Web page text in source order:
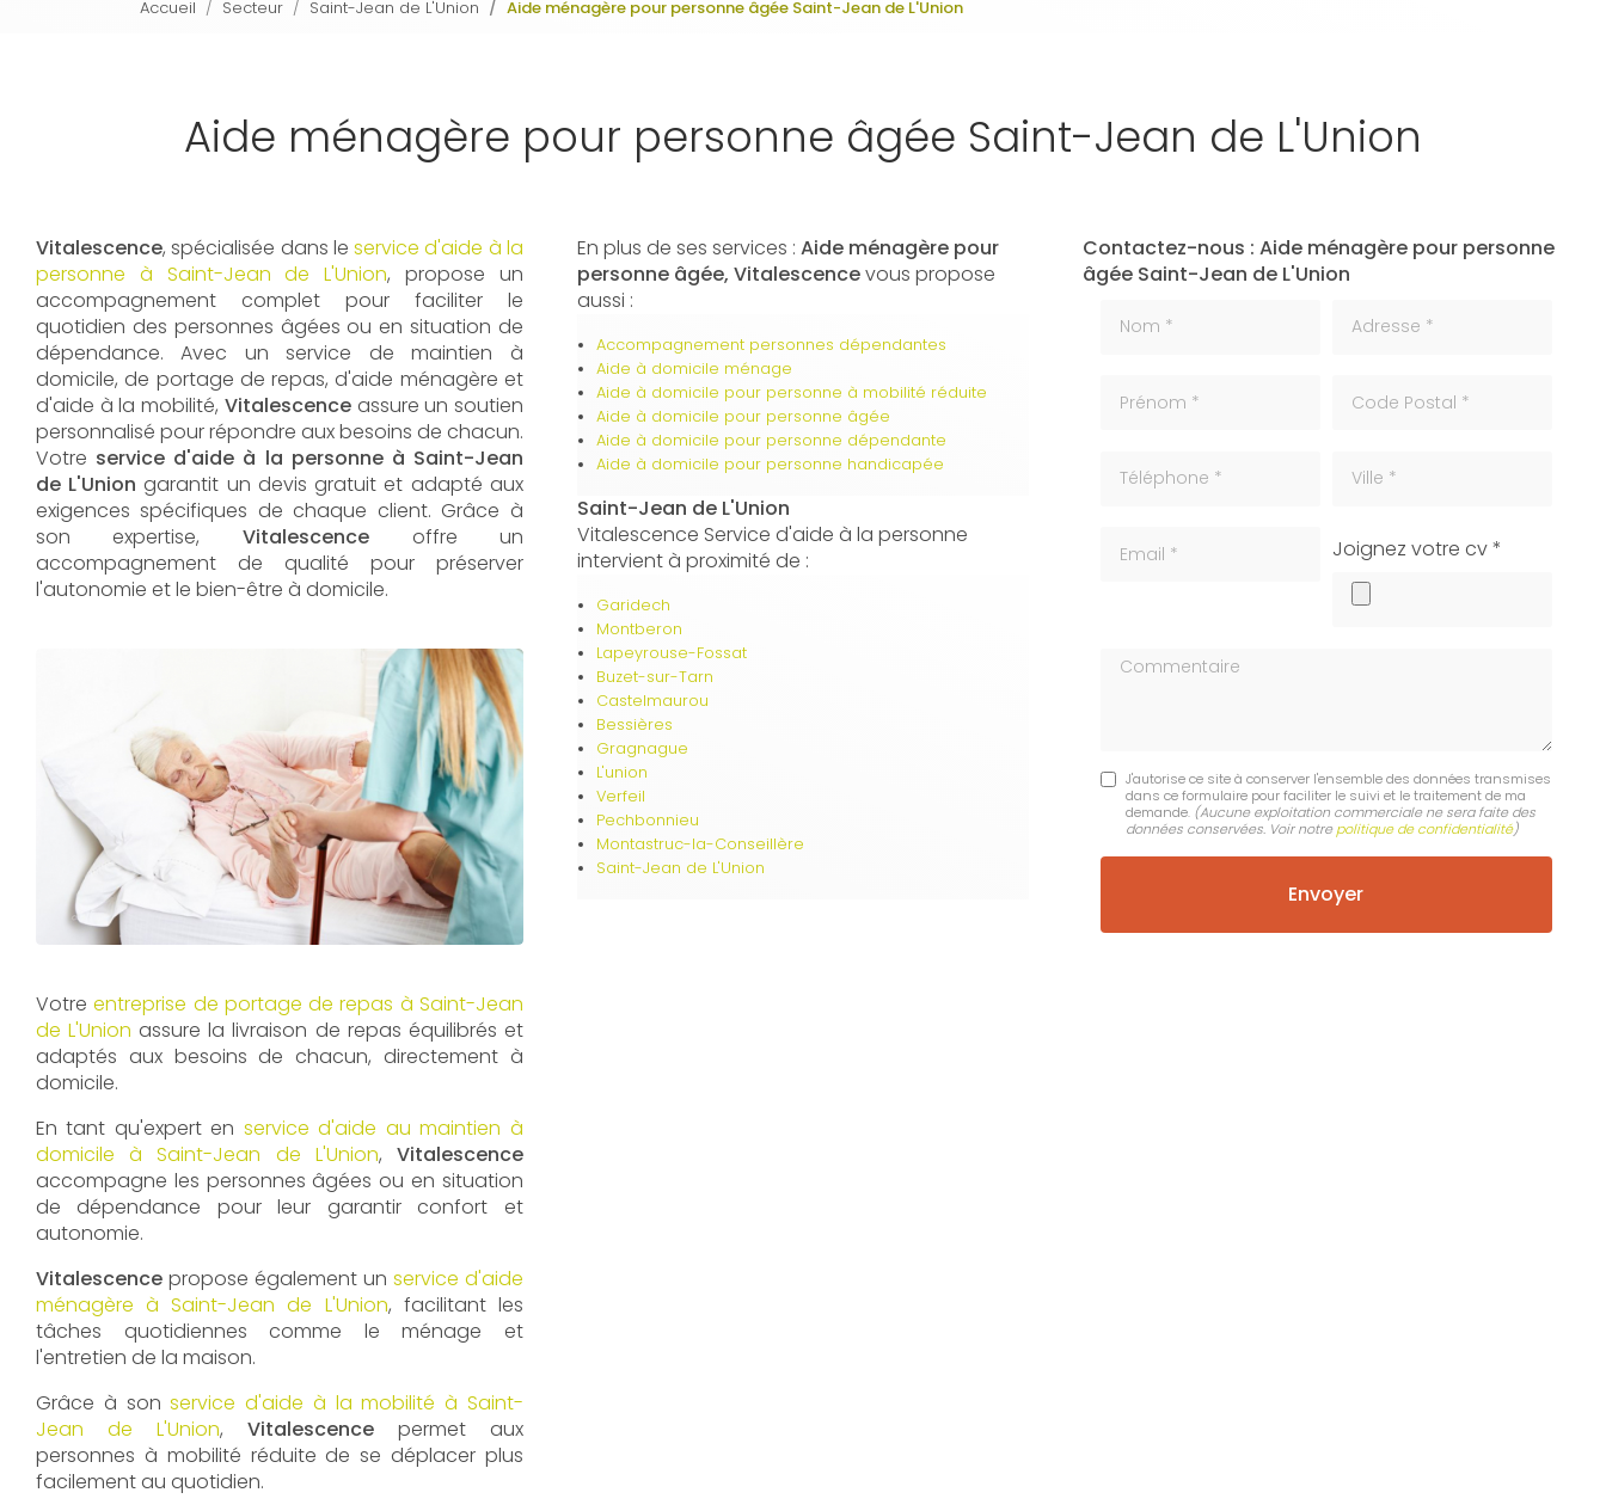
Accueil Secteur Saint-Jean de L'Union Aide ménagère pour personne âgée Saint-Jean de L'Union
Aide ménagère pour personne âgée Saint-Jean de L'Union
Vitalescence, spécialisée dans leservice d'aide à la
personne à Saint-Jean de L'Union, propose un
accompagnement complet pour faciliter le
quotidien des personnes âgées ou en situation de
dépendance. Avec un service de maintien à
domicile, de portage de repas, d'aide ménagère et
d'aide à la mobilité, Vitalescence assure un soutien
personnalisé pour répondre aux besoins de chacun.
Votre service d'aide à la personne à Saint-Jean
de L'Union garantit un devis gratuit et adapté aux
exigences spécifiques de chaque client. Grâce à
son expertise, Vitalescence offre un
accompagnement de qualité pour préserver
l'autonomie et le bien-être à domicile.
Votreentreprise de portage de repas à Saint-Jean
de L'Union assure la livraison de repas équilibrés et
adaptés aux besoins de chacun, directement à
domicile.
En tant qu'expert en service d'aide au maintien à
domicile à Saint-Jean de L'Union, Vitalescence
accompagne les personnes âgées ou en situation
de dépendance pour leur garantir confort et
autonomie.
Vitalescence propose également un service d'aide
ménagère à Saint-Jean de L'Union, facilitant les
tâches quotidiennes comme le ménage et
l'entretien de la maison.
Grâce à sonservice d'aide à la mobilité à Saint-
Jean de L'Union, Vitalescence permet aux
personnes à mobilité réduite de se déplacer plus
facilement au quotidien.
En plus de ses services : Aide ménagère pour
personne âgée, Vitalescencevous propose
aussi :
Accompagnement personnes dépendantes
Aide à domicile ménage
Aide à domicile pour personne à mobilité réduite
Aide à domicile pour personne âgée
Aide à domicile pour personne dépendante
Aide à domicile pour personne handicapée
Saint-Jean de L'Union
Vitalescence Service d'aide à la personne
intervient à proximité de :
Garidech
Montberon
Lapeyrouse-Fossat
Buzet-sur-Tarn
Castelmaurou
Bessières
Gragnague
L'union
Verfeil
Pechbonnieu
Montastruc-la-Conseillère
Saint-Jean de L'Union
Contactez-nous : Aide ménagère pour personne
âgée Saint-Jean de L'Union
cv
Joignez votre cv *
Commentaire
J'autorise ce site à conserver l'ensemble des données transmises
dans ce formulaire pour faciliter le suivi et le traitement de ma
demande. (Aucune exploitation commerciale ne sera faite des
données conservées. Voir notre politique de confidentialité)